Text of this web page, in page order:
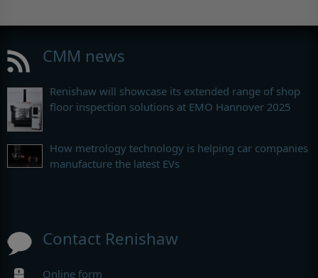
CMM news
Renishaw will showcase its extended range of shop
floor inspection solutions at EMO Hannover 2025
How metrology technology is helping car companies
manufacture the latest EVs
Contact Renishaw
Online form